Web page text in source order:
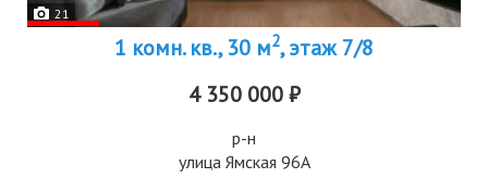
21
1 комн. кв., 30 м2, этаж 7/8
4 350 000 ₽
р-н
улица Ямская 96А